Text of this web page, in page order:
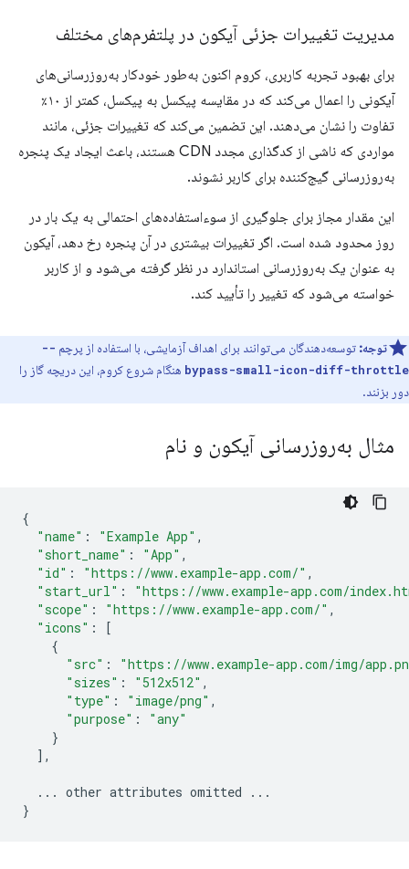
مدیریت تغییرات جزئی آیکون در پلتفرم‌های مختلف
برای بهبود تجربه کاربری، کروم اکنون به‌طور خودکار به‌روزرسانی‌های
آیکونی را اعمال می‌کند که در مقایسه پیکسل به پیکسل، کمتر از ۱۰٪
تفاوت را نشان می‌دهند. این تضمین می‌کند که تغییرات جزئی، مانند
مواردی که ناشی از کدگذاری مجدد CDN هستند، باعث ایجاد یک پنجره
به‌روزرسانی گیج‌کننده برای کاربر نشوند.
این مقدار مجاز برای جلوگیری از سوءاستفاده‌های احتمالی به یک بار در
روز محدود شده است. اگر تغییرات بیشتری در آن پنجره رخ دهد، آیکون
به عنوان یک به‌روزرسانی استاندارد در نظر گرفته می‌شود و از کاربر
خواسته می‌شود که تغییر را تأیید کند.
توجه: توسعه‌دهندگان می‌توانند برای اهداف آزمایشی، با استفاده از پرچم --
bypass-small-icon-diff-throttle هنگام شروع کروم، این دریچه گاز را
دور بزنند.
مثال به‌روزرسانی آیکون و نام
{
"name" : "Example App" ,
"short_name" : "App" ,
"id" : "https://www.example-app.com/" ,
"start_url" :
"https://www.example-app.com/
"scope" : "https://www.example-app.com/" ,
"icons" :
[
{
"src" :
"https://www.example-app.com/img/
"sizes" : "512x512" ,
"type" : "image/png" ,
"purpose" :
"any"
}
],
... other attributes omitted
...
}